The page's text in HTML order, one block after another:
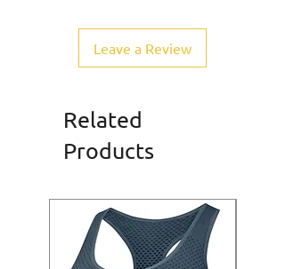
Leave a Review
Related
Products